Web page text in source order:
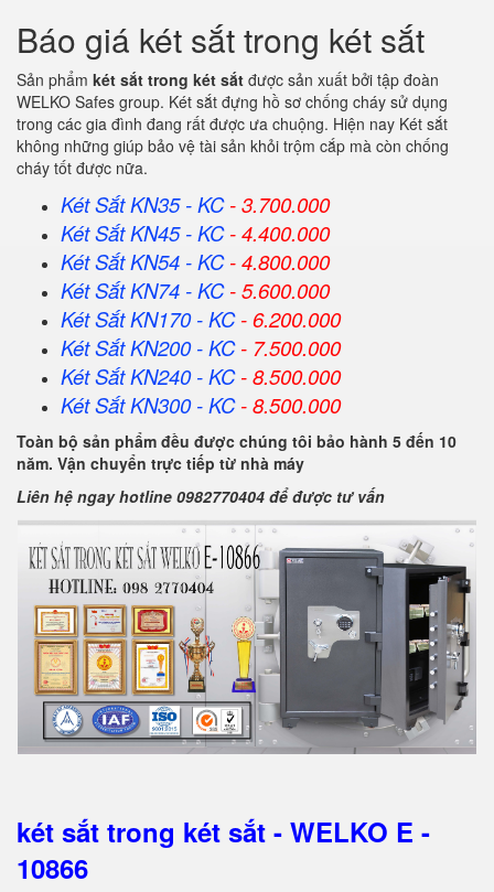
Báo giá két sắt trong két sắt
Sản phẩm két sắt trong két sắt được sản xuất bởi tập đoàn
WELKO Safes group. Két sắt đựng hồ sơ chống cháy sử dụng
trong các gia đình đang rất được ưa chuộng. Hiện nay Két sắt
không những giúp bảo vệ tài sản khỏi trộm cắp mà còn chống
cháy tốt được nữa.
Két Sắt KN35 - KC- 3.700.000
Két Sắt KN45 - KC- 4.400.000
Két Sắt KN54 - KC- 4.800.000
Két Sắt KN74 - KC- 5.600.000
Két Sắt KN170 - KC- 6.200.000
Két Sắt KN200 - KC- 7.500.000
Két Sắt KN240 - KC- 8.500.000
Két Sắt KN300 - KC- 8.500.000
Toàn bộ sản phẩm đều được chúng tôi bảo hành 5 đến 10
năm. Vận chuyển trực tiếp từ nhà máy
Liên hệ ngay hotline 0982770404 để được tư vấn
két sắt trong két sắt - WELKO E -
10866